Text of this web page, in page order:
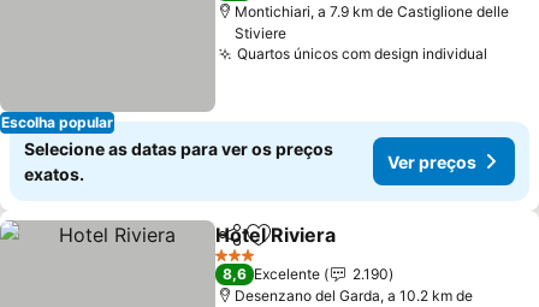
Escolha popular
Montichiari, a 7.9 km de Castiglione delle
Stiviere
Quartos únicos com design individual
Selecione as datas para ver os preços
exatos.
Ver preços
PartilharAdicionar aos favoritos
Hotel Riviera
3 Estrelas
8,6 Excelente
2.190
Desenzano del Garda, a 10.2 km de